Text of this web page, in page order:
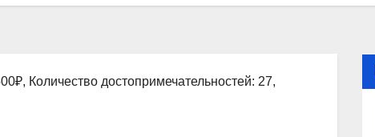
Количество достопримечательностей: 27,